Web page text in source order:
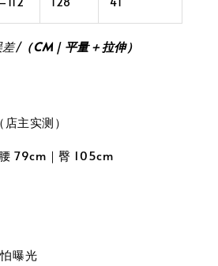
差/（CM｜平量＋拉伸）
主实测）
79cm｜臀 105cm
曝光